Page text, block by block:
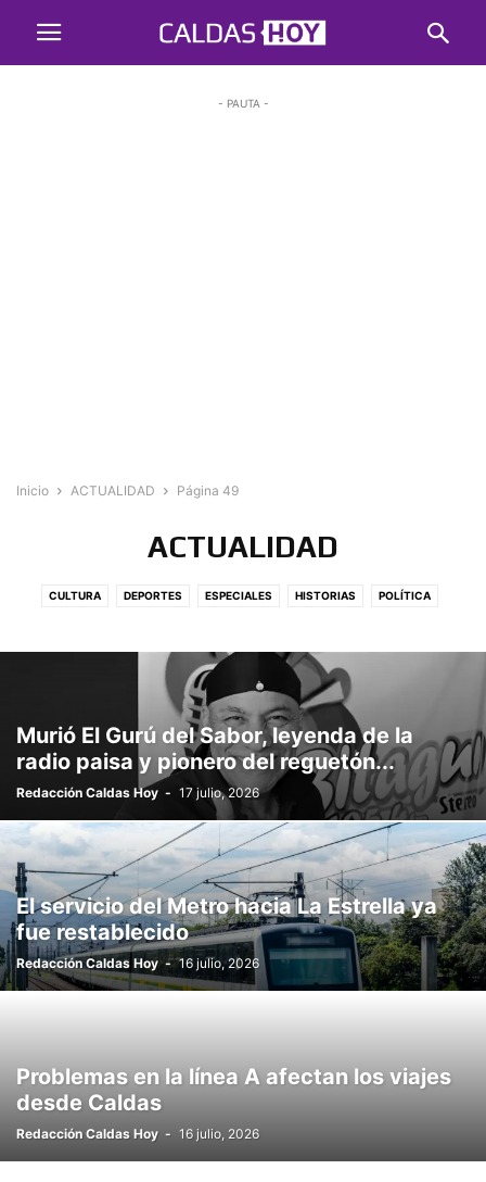
- PAUTA -
Inicio ACTUALIDAD Página 49
ACTUALIDAD
CULTURA DEPORTES ESPECIALES HISTORIAS POLÍTICA
Murió El Gurú del Sabor, leyenda de la
radio paisa y pionero del reguetón...
Redacción Caldas Hoy - 17 julio, 2026
El servicio del Metro hacia La Estrella ya
fue restablecido
Redacción Caldas Hoy - 16 julio, 2026
Problemas en la línea A afectan los viajes
desde Caldas
Redacción Caldas Hoy - 16 julio, 2026